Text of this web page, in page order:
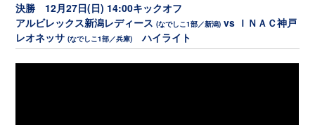
決勝 12月27日(日) 14:00キックオフ
アルビレックス新潟レディース(なでしこ1部／新潟) vs ＩＮＡＣ神戸
レオネッサ(なでしこ1部／兵庫) ハイライト